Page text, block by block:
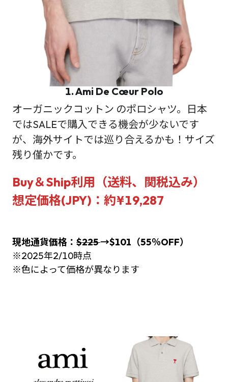
1. Ami De Cœur Polo
オーガニックコットン のポロシャツ。日本
ではSALEで購入できる機会が少ないです
が、海外サイトでは巡り合えるかも！サイズ
残り僅かです。
Buy＆Ship利用（送料、関税込み）
想定価格(JPY)：約¥19,287
現地通貨価格： $225→$101 （55％OFF）
※2025年2/10時点
※色によって価格が異なります